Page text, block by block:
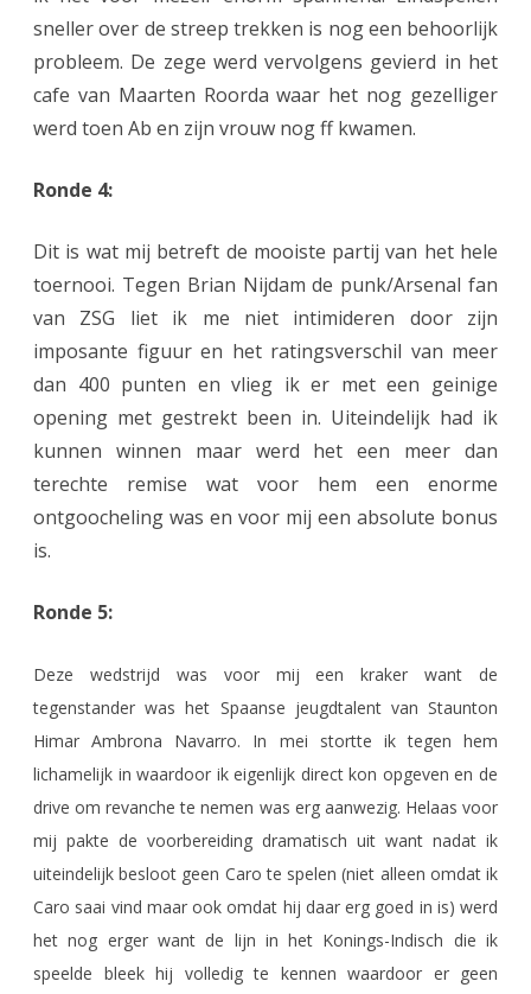
sneller over de streep trekken is nog een behoorlijk
probleem. De zege werd vervolgens gevierd in het
cafe van Maarten Roorda waar het nog gezelliger
werd toen Ab en zijn vrouw nog ff kwamen.
Ronde 4:
Dit is wat mij betreft de mooiste partij van het hele
toernooi. Tegen Brian Nijdam de punk/Arsenal fan
van ZSG liet ik me niet intimideren door zijn
imposante figuur en het ratingsverschil van meer
dan 400 punten en vlieg ik er met een geinige
opening met gestrekt been in. Uiteindelijk had ik
kunnen winnen maar werd het een meer dan
terechte remise wat voor hem een enorme
ontgoocheling was en voor mij een absolute bonus
is.
Ronde 5:
Deze wedstrijd was voor mij een kraker want de
tegenstander was het Spaanse jeugdtalent van Staunton
Himar Ambrona Navarro. In mei stortte ik tegen hem
lichamelijk in waardoor ik eigenlijk direct kon opgeven en de
drive om revanche te nemen was erg aanwezig. Helaas voor
mij pakte de voorbereiding dramatisch uit want nadat ik
uiteindelijk besloot geen Caro te spelen (niet alleen omdat ik
Caro saai vind maar ook omdat hij daar erg goed in is) werd
het nog erger want de lijn in het Konings-Indisch die ik
speelde bleek hij volledig te kennen waardoor er geen